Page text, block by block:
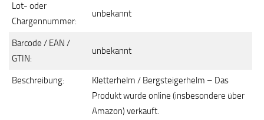
Lot- oder
Chargennummer:
unbekannt
Barcode / EAN /
GTIN:
unbekannt
Beschreibung:
Kletterhelm / Bergsteigerhelm – Das
Produkt wurde online (insbesondere über
Amazon) verkauft.